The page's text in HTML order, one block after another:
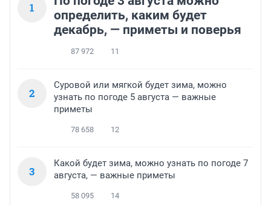
1
определить, каким будет
декабрь, — приметы и поверья
87 972 11
2
Суровой или мягкой будет зима, можно
узнать по погоде 5 августа — важные
приметы
78 658 12
3
Какой будет зима, можно узнать по погоде 7
августа, — важные приметы
58 095 14